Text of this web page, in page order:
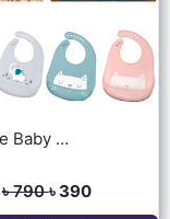
Silicone Baby Bibs
৳ 790৳ 390